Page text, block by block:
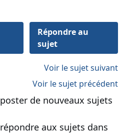
Répondre au
sujet
Voir le sujet suivant
Voir le sujet précédent
poster de nouveaux sujets
répondre aux sujets dans